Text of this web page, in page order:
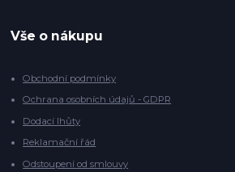
Vše o nákupu
Obchodní podmínky
Ochrana osobních údajů - GDPR
Dodací lhůty
Reklamační řád
Odstoupení od smlouvy